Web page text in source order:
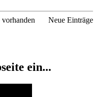
Neue Einträge
ein...